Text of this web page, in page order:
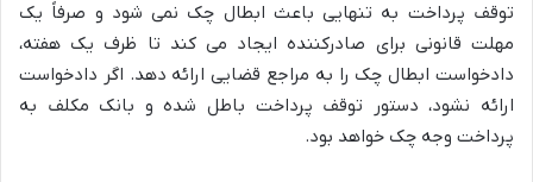
توقف پرداخت به تنهایی باعث ابطال چک نمی شود و صرفاً یک
مهلت قانونی برای صادرکننده ایجاد می کند تا ظرف یک هفته،
دادخواست ابطال چک را به مراجع قضایی ارائه دهد. اگر دادخواست
ارائه نشود، دستور توقف پرداخت باطل شده و بانک مکلف به
پرداخت وجه چک خواهد بود.